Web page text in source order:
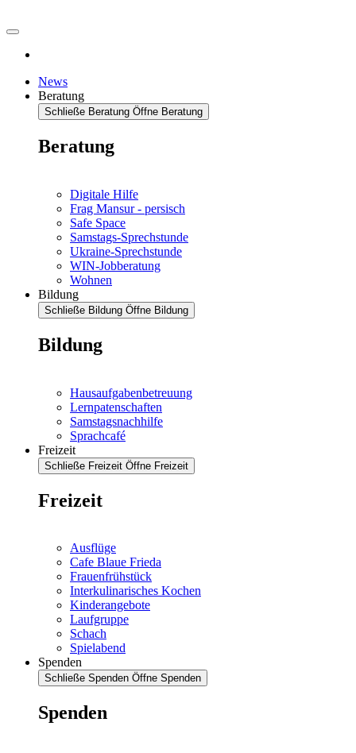
News
Beratung
Schließe Beratung Öffne Beratung
Beratung
Digitale Hilfe
Frag Mansur - persisch
Safe Space
Samstags-Sprechstunde
Ukraine-Sprechstunde
WIN-Jobberatung
Wohnen
Bildung
Schließe Bildung Öffne Bildung
Bildung
Hausaufgabenbetreuung
Lernpatenschaften
Samstagsnachhilfe
Sprachcafé
Freizeit
Schließe Freizeit Öffne Freizeit
Freizeit
Ausflüge
Cafe Blaue Frieda
Frauenfrühstück
Interkulinarisches Kochen
Kinderangebote
Laufgruppe
Schach
Spielabend
Spenden
Schließe Spenden Öffne Spenden
Spenden